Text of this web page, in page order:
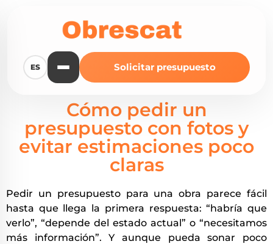
ES Solicitar presupuesto
Cómo pedir un
presupuesto con fotos y
evitar estimaciones poco
claras
Pedir un presupuesto para una obra parece fácil
hasta que llega la primera respuesta: “habría que
verlo”, “depende del estado actual” o “necesitamos
más información”. Y aunque pueda sonar poco